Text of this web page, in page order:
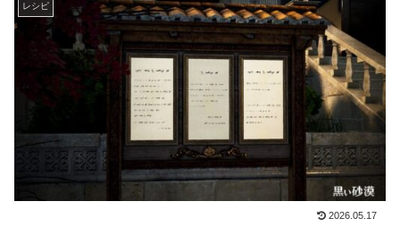
レシピ
2026.05.17